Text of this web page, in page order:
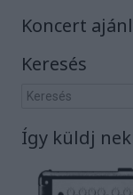
Koncert
Keresés
Így küldj